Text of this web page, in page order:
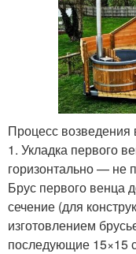
Процесс возведения
1. Укладка первого
горизонтально — не
Брус первого венца
сечение (для
изготовлением
последующие 15×15